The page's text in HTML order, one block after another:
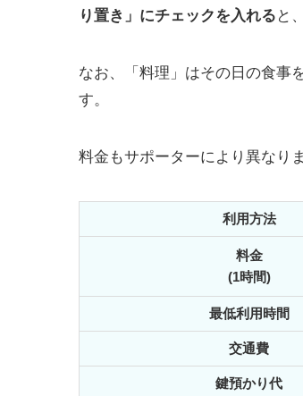
り置き」にチェックを入れる と
なお、「料理」はその日の食事
す。
料金もサポーターにより異なり
利用方法
料金
(1時間)
最低利用時間
交通費
鍵預かり代